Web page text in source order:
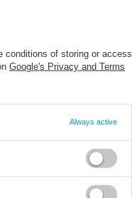
conditions of storing or access
Google's Privacy and Terms
Always active